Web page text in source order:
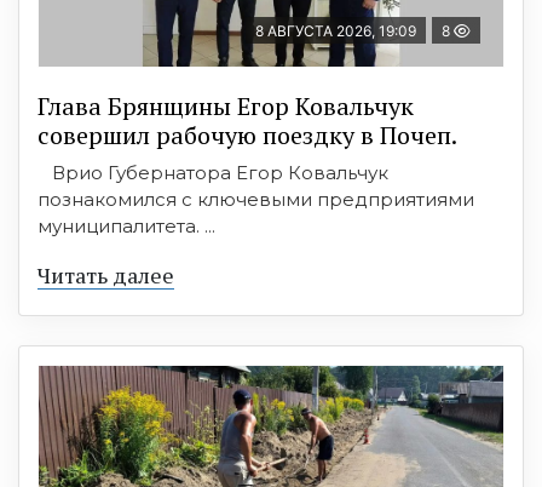
8 АВГУСТА 2026, 19:09 8
Глава Брянщины Егор Ковальчук
совершил рабочую поездку в Почеп.
Врио Губернатора Егор Ковальчук
познакомился с ключевыми предприятиями
муниципалитета. ...
Читать далее